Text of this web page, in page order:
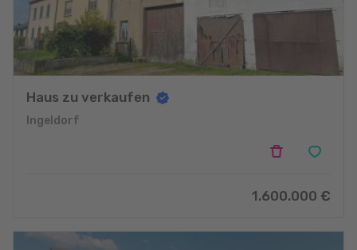
Haus zu verkaufen
Ingeldorf
1.600.000 €